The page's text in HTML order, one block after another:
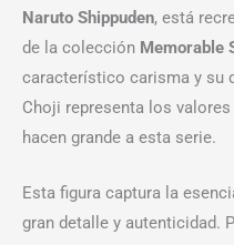
Naruto Shippuden, está
de la colección Memorable
característico carisma y su
Choji representa los
hacen grande a esta serie.
Esta figura captura la
gran detalle y autenticidad.